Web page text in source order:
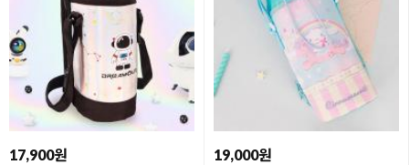
17,900원 19,000원